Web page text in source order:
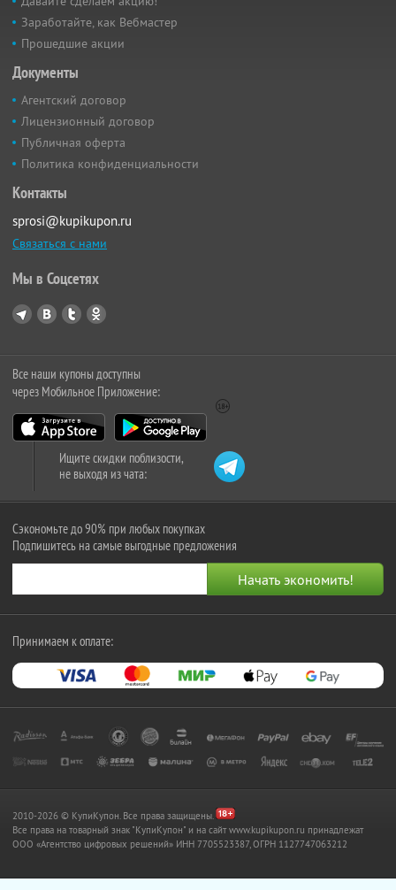
Заработайте, как Вебмастер
Прошедшие акции
Документы
Агентский договор
Лицензионный договор
Публичная оферта
Политика конфиденциальности
Контакты
sprosi@kupikupon.ru
Связаться с нами
Мы в Соцсетях
Все наши купоны доступны
через Мобильное Приложение:
Ищите скидки поблизости,
не выходя из чата:
Сэкономьте до 90% при любых покупках
Подпишитесь на самые выгодные предложения
Принимаем к оплате:
2010-2026 © КупиКупон. Все права защищены.
Все права на товарный знак "КупиКупон" и на сайт www.kupikupon.ru принадлежат
OOO «Агентство цифровых решений» ИНН 7705523387, ОГРН 1127747063212